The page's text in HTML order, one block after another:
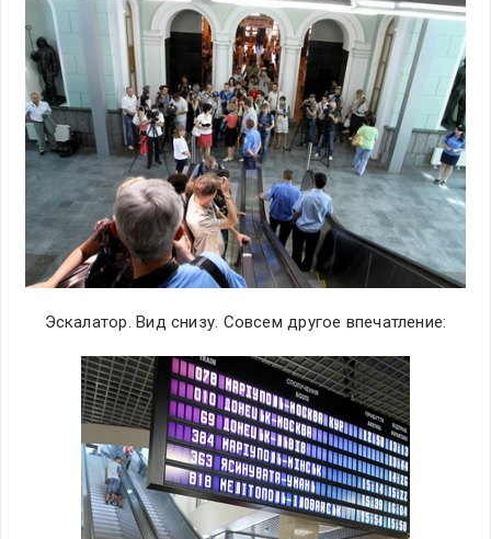
Эскалатор. Вид снизу. Совсем другое впечатление: